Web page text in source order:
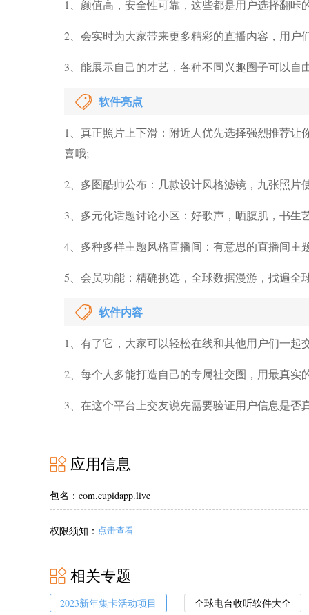
1、颜值高，安全性可靠，这些都是用户选择翻
2、会实时为大家带来更多精彩的直播内容，用户
3、能展示自己的才艺，各种不同兴趣圈子可以自
软件亮点
1、真正照片上下滑：附近人优先选择强烈推荐
喜哦;
2、多图酷帅公布：几款设计风格滤镜，九张照片
3、多元化话题讨论小区：好歌声，晒腹肌，书
4、多种多样主题风格直播间：有意思的直播间
5、会员功能：精确挑选，全球数据漫游，找遍全
软件内容
1、有了它，大家可以轻松在线和其他用户们一
2、每个人多能打造自己的专属社交圈，用最真
3、在这个平台上交友说先需要验证用户信息是否
应用信息
包名：com.cupidapp.live
权限须知： 点击查看
相关专题
2023新年集卡活动项目 全球电台收听软件大全